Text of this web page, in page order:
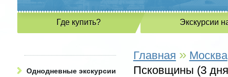
Где купить? Экскурсии
Однодневные экскурсии
Главная » Москва
Псковщины (3